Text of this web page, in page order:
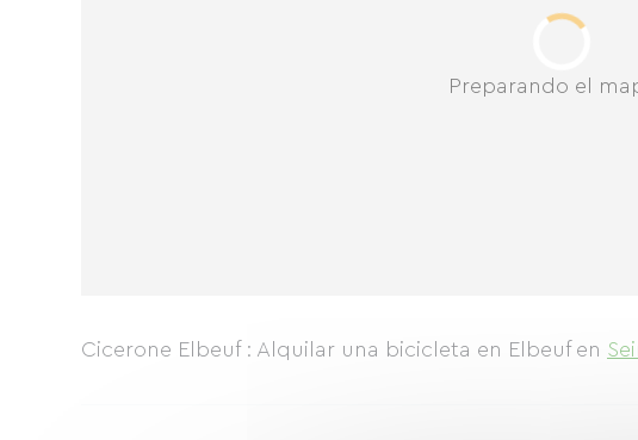
Preparando el
Cicerone Elbeuf : Alquilar una bicicleta en Elbeuf en